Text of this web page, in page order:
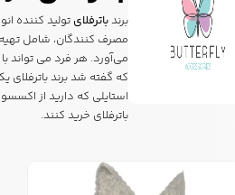
برندباترفلای
مصرف کنندگان، شامل
می‌آورد. هر فرد می تواند
که گفته شد برند
استایلی که دارید از
باترفلای خرید کنند.